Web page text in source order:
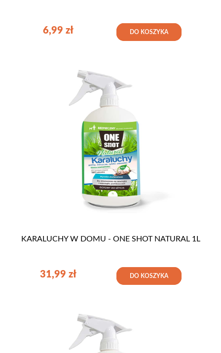
6,99 zł DO KOSZYKA
KARALUCHY W DOMU - ONE SHOT NATURAL 1L
31,99 zł DO KOSZYKA